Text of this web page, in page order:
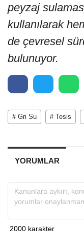
peyzaj
kullanılarak
de çevresel
bulunuyor.
# Gri Su # Tesis
YORUMLAR